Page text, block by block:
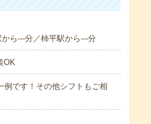
ら---分／柿平駅から---分
OK
例です！その他シフトもご相